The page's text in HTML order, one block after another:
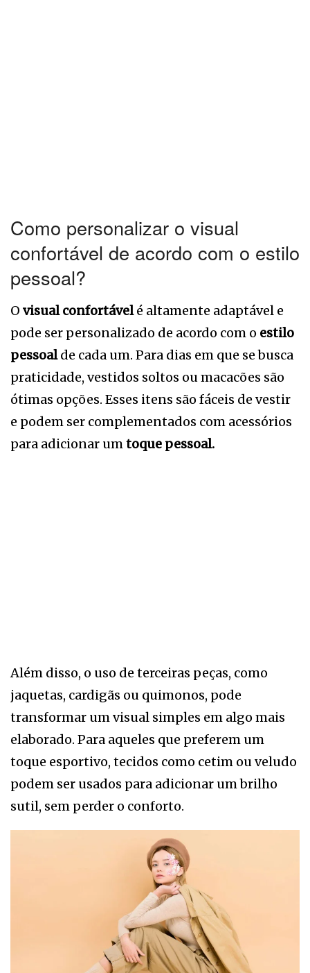
Como personalizar o visual
confortável de acordo com o estilo
pessoal?
O visual confortávelé altamente adaptável e
pode ser personalizado de acordo com o estilo
pessoalde cada um. Para dias em que se busca
praticidade, vestidos soltos ou macacões são
ótimas opções. Esses itens são fáceis de vestir
e podem ser complementados com acessórios
para adicionar umtoque pessoal.
Além disso, o uso de terceiras peças, como
jaquetas, cardigãs ou quimonos, pode
transformar um visual simples em algo mais
elaborado. Para aqueles que preferem um
toque esportivo, tecidos como cetim ou veludo
podem ser usados para adicionar um brilho
sutil, sem perder o conforto.